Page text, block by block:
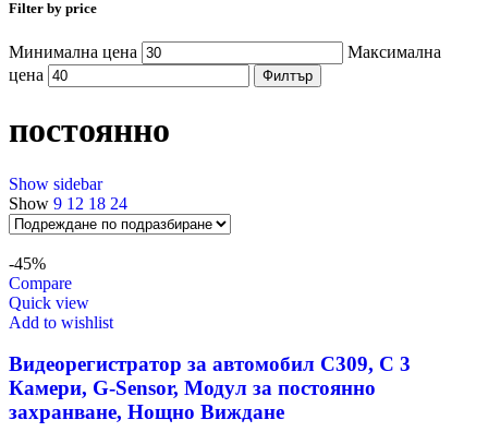
Filter by price
Минимална цена
Максимална
цена
Филтър
постоянно
Show sidebar
Show 9 12 18 24
-45%
Compare
Quick view
Add to wishlist
Видеорегистратор за автомобил C309, С 3
Камери, G-Sensor, Модул за постоянно
захранване, Нощно Виждане